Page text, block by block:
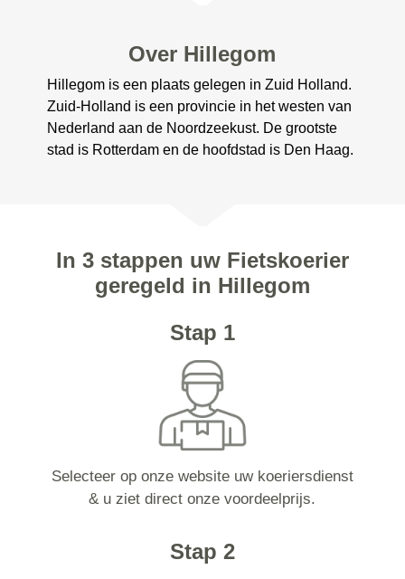
Over Hillegom
Hillegom is een plaats gelegen in Zuid Holland.
Zuid-Holland is een provincie in het westen van
Nederland aan de Noordzeekust. De grootste
stad is Rotterdam en de hoofdstad is Den Haag.
In 3 stappen uw Fietskoerier
geregeld in Hillegom
Stap 1
Selecteer op onze website uw koeriersdienst
& u ziet direct onze voordeelprijs.
Stap 2